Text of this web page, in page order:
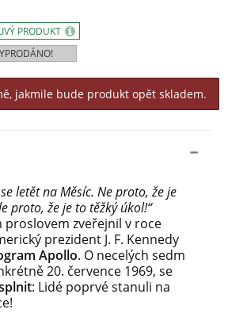
PRODUKT
jakmile bude produkt opět skladem.
letět na Měsíc. Ne proto, že je
proto, že je to těžký úkol!“
proslovem zveřejnil v roce
prezident J. F. Kennedy
Apollo. O necelých sedm
20. července 1969, se
: Lidé poprvé stanuli na